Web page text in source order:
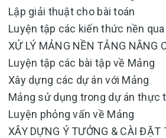
Lập giải thuật cho bài toán
Luyện tập các kiến thức nền
XỬ LÝ MẢNG NỀN TẢNG NÂNG
Luyện tập các bài tập về Mảng
Xây dựng các dự án với Mảng
Mảng sử dụng trong dự án thực
Luyện phỏng vấn về Mảng
XÂY DỰNG Ý TƯỞNG & CÀI ĐẶT